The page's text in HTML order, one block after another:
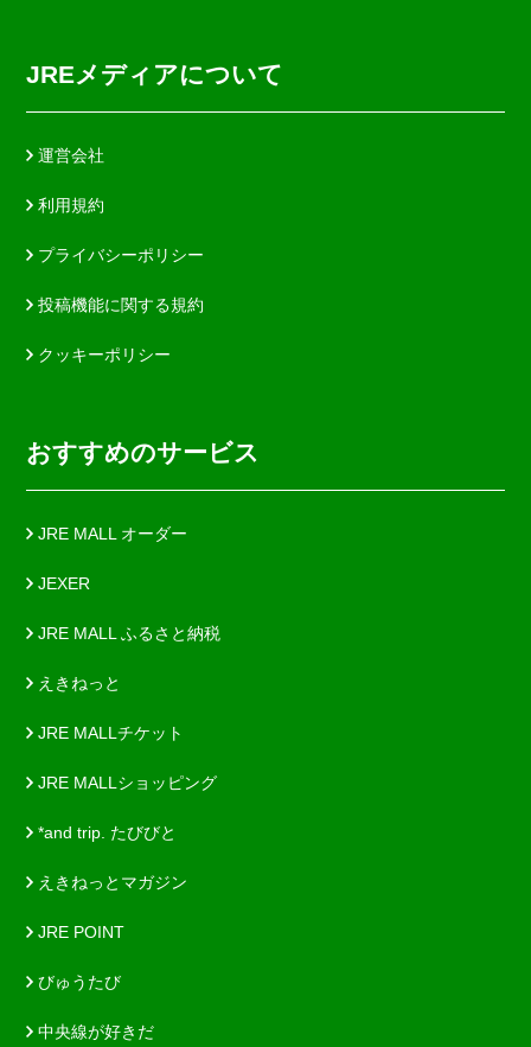
JREメディアについて
運営会社
利用規約
プライバシーポリシー
投稿機能に関する規約
クッキーポリシー
おすすめのサービス
JRE MALL オーダー
JEXER
JRE MALL ふるさと納税
えきねっと
JRE MALLチケット
JRE MALLショッピング
*and trip. たびびと
えきねっとマガジン
JRE POINT
びゅうたび
中央線が好きだ